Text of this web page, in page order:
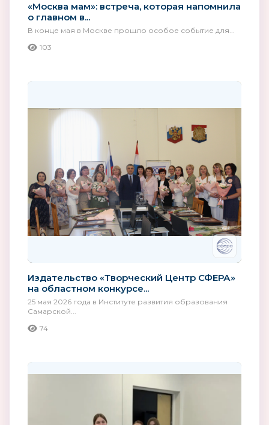
«Москва мам»: встреча, которая напомнила
о главном в...
В конце мая в Москве прошло особое событие для...
103
Издательство «Творческий Центр СФЕРА»
на областном конкурсе...
25 мая 2026 года в Институте развития образования
Самарской...
74